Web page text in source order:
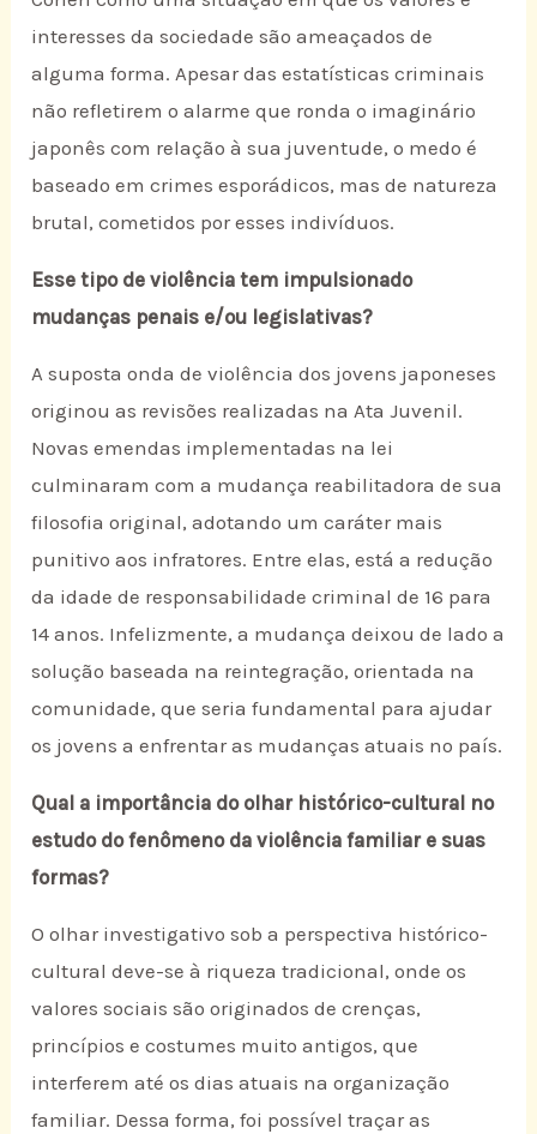
interesses da sociedade são ameaçados de
alguma forma. Apesar das estatísticas criminais
não refletirem o alarme que ronda o imaginário
japonês com relação à sua juventude, o medo é
baseado em crimes esporádicos, mas de natureza
brutal, cometidos por esses indivíduos.
Esse tipo de violência tem impulsionado
mudanças penais e/ou legislativas?
A suposta onda de violência dos jovens japoneses
originou as revisões realizadas na Ata Juvenil.
Novas emendas implementadas na lei
culminaram com a mudança reabilitadora de sua
filosofia original, adotando um caráter mais
punitivo aos infratores. Entre elas, está a redução
da idade de responsabilidade criminal de 16 para
14 anos. Infelizmente, a mudança deixou de lado a
solução baseada na reintegração, orientada na
comunidade, que seria fundamental para ajudar
os jovens a enfrentar as mudanças atuais no país.
Qual a importância do olhar histórico-cultural no
estudo do fenômeno da violência familiar e suas
formas?
O olhar investigativo sob a perspectiva histórico-
cultural deve-se à riqueza tradicional, onde os
valores sociais são originados de crenças,
princípios e costumes muito antigos, que
interferem até os dias atuais na organização
familiar. Dessa forma, foi possível traçar as